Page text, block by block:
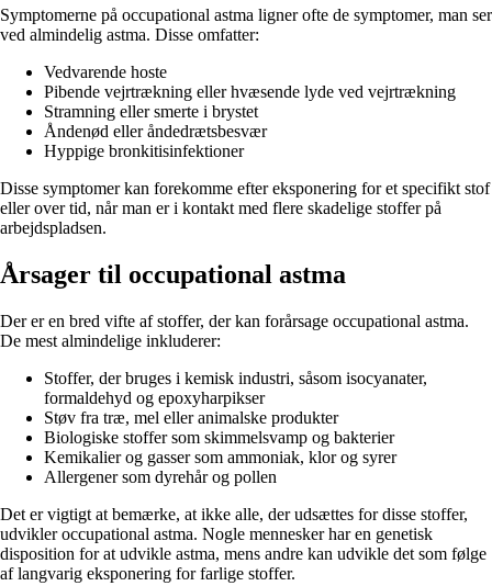
Symptomerne på occupational astma ligner ofte de symptomer, man ser
ved almindelig astma. Disse omfatter:
Vedvarende hoste
Pibende vejrtrækning eller hvæsende lyde ved vejrtrækning
Stramning eller smerte i brystet
Åndenød eller åndedrætsbesvær
Hyppige bronkitisinfektioner
Disse symptomer kan forekomme efter eksponering for et specifikt stof
eller over tid, når man er i kontakt med flere skadelige stoffer på
arbejdspladsen.
Årsager til occupational astma
Der er en bred vifte af stoffer, der kan forårsage occupational astma.
De mest almindelige inkluderer:
Stoffer, der bruges i kemisk industri, såsom isocyanater,
formaldehyd og epoxyharpikser
Støv fra træ, mel eller animalske produkter
Biologiske stoffer som skimmelsvamp og bakterier
Kemikalier og gasser som ammoniak, klor og syrer
Allergener som dyrehår og pollen
Det er vigtigt at bemærke, at ikke alle, der udsættes for disse stoffer,
udvikler occupational astma. Nogle mennesker har en genetisk
disposition for at udvikle astma, mens andre kan udvikle det som følge
af langvarig eksponering for farlige stoffer.